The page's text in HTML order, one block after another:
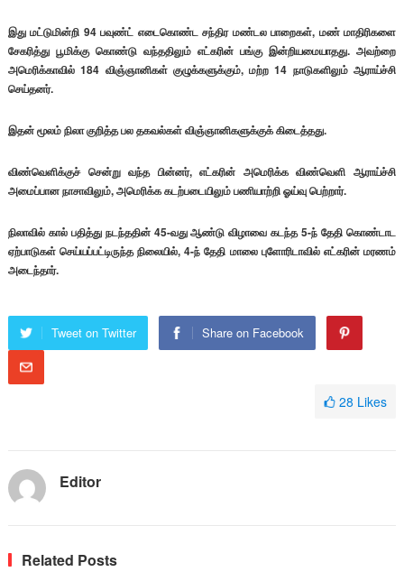
இது மட்டுமின்றி 94 பவுண்ட் எடைகொண்ட சந்திர மண்டல பாறைகள், மண் மாதிரிகளை
சேகரித்து பூமிக்கு கொண்டு வந்ததிலும் எட்கரின் பங்கு இன்றியமையாதது. அவற்றை
அமெரிக்காவில் 184 விஞ்ஞானிகள் குழுக்களுக்கும், மற்ற 14 நாடுகளிலும் ஆராய்ச்சி
செய்தனர்.
இதன் மூலம் நிலா குறித்த பல தகவல்கள் விஞ்ஞானிகளுக்குக் கிடைத்தது.
விண்வெளிக்குச் சென்று வந்த பின்னர், எட்கரின் அமெரிக்க விண்வெளி ஆராய்ச்சி
அமைப்பான நாசாவிலும், அமெரிக்க கடற்படையிலும் பணியாற்றி ஓய்வு பெற்றார்.
நிலாவில் கால் பதித்து நடந்ததின் 45-வது ஆண்டு விழாவை கடந்த 5-ந் தேதி கொண்டாட
ஏற்பாடுகள் செய்யப்பட்டிருந்த நிலையில், 4-ந் தேதி மாலை புளோரிடாவில் எட்கரின் மரணம்
அடைந்தார்.
Tweet on Twitter Share on Facebook
28 Likes
Editor
Related Posts